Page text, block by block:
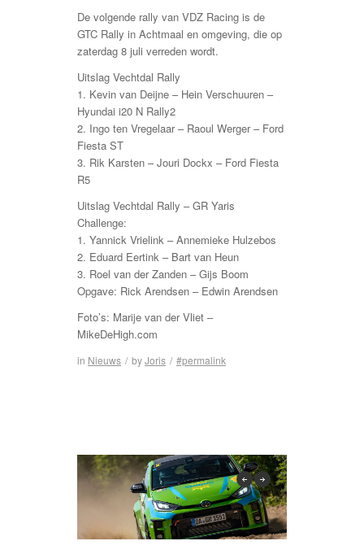
De volgende rally van VDZ Racing is de
GTC Rally in Achtmaal en omgeving, die op
zaterdag 8 juli verreden wordt.
Uitslag Vechtdal Rally
1. Kevin van Deijne – Hein Verschuuren –
Hyundai i20 N Rally2
2. Ingo ten Vregelaar – Raoul Werger – Ford
Fiesta ST
3. Rik Karsten – Jouri Dockx – Ford Fiesta
R5
Uitslag Vechtdal Rally – GR Yaris
Challenge:
1. Yannick Vrielink – Annemieke Hulzebos
2. Eduard Eertink – Bart van Heun
3. Roel van der Zanden – Gijs Boom
Opgave: Rick Arendsen – Edwin Arendsen
Foto’s: Marije van der Vliet –
MikeDeHigh.com
in Nieuws / byJoris / #permalink
previous